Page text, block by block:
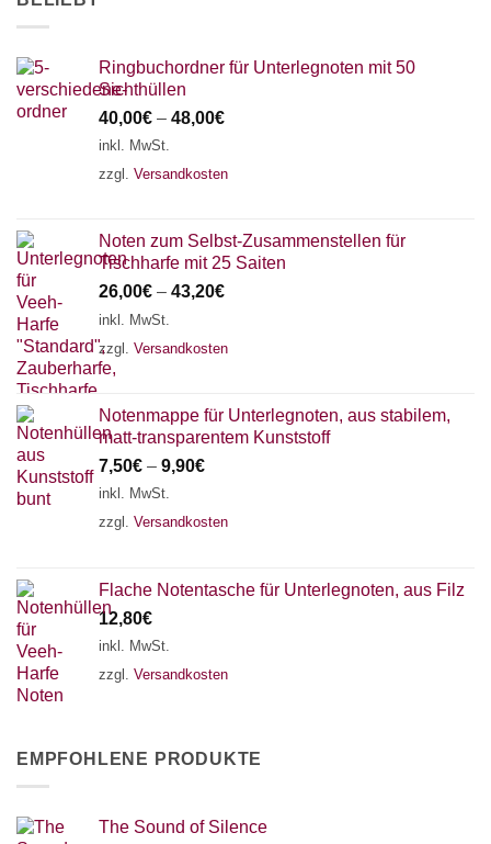
Ringbuchordner für Unterlegnoten mit 50
Sichthüllen
40,00€ – 48,00€
inkl. MwSt.
zzgl. Versandkosten
Noten zum Selbst-Zusammenstellen für
Tischharfe mit 25 Saiten
26,00€ – 43,20€
inkl. MwSt.
zzgl. Versandkosten
Notenmappe für Unterlegnoten, aus stabilem,
matt-transparentem Kunststoff
7,50€ – 9,90€
inkl. MwSt.
zzgl. Versandkosten
Flache Notentasche für Unterlegnoten, aus Filz
12,80€
inkl. MwSt.
zzgl. Versandkosten
EMPFOHLENE PRODUKTE
The Sound of Silence